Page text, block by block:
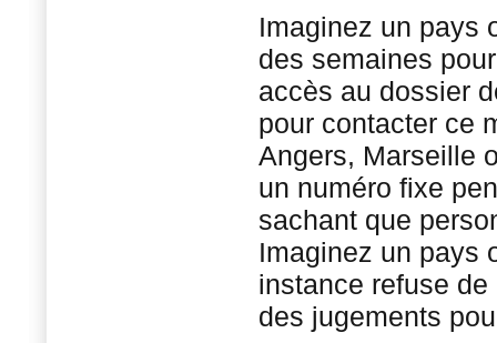
Imaginez un pays
des semaines
accès au dossier
pour contacter ce
Angers, Marseille
un numéro fixe
sachant que
Imaginez un pays
instance refuse
des jugements